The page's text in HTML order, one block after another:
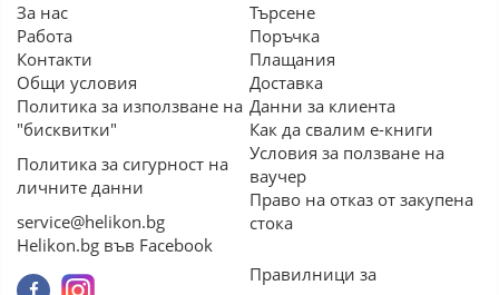
За нас
Работа
Контакти
Общи условия
Политика за използване на
"бисквитки"
Политика за сигурност на
личните данни
service@helikon.bg
Helikon.bg във Facebook
Търсене
Поръчка
Плащания
Доставка
Данни за клиента
Как да свалим е-книги
Условия за ползване на
ваучер
Право на отказ от закупена
стока
Правилници за